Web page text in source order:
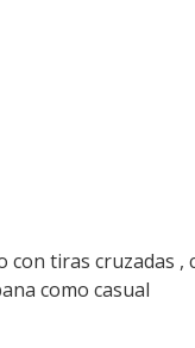
tiras cruzadas ,
como casual